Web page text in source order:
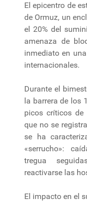
El epicentro de
de Ormuz, un
el 20% del
amenaza de
inmediato en
internacionales.
Durante el
la barrera de los
picos críticos de
que no se
se ha
«serrucho»:
tregua
reactivarse las
El impacto en el